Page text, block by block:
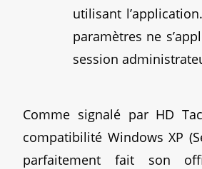
utilisant
paramètres ne
session
Comme signalé par HD
compatibilité Windows XP
parfaitement fait son